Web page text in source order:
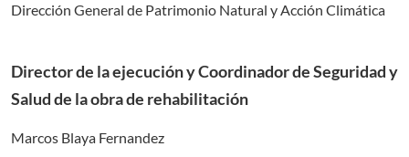
Dirección General de Patrimonio Natural y Acción Climática
Director de la ejecución y Coordinador de Seguridad y
Salud de la obra de rehabilitación
Marcos Blaya Fernandez